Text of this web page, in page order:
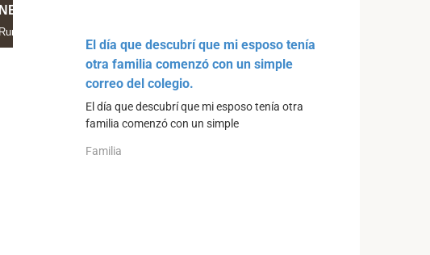
El día que descubrí que mi esposo tenía
otra familia comenzó con un simple
correo del colegio.
El día que descubrí que mi esposo tenía otra
familia comenzó con un simple
Familia